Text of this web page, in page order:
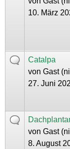
10. März
Catalpa
von Gast
27. Juni
von Gast
8. August